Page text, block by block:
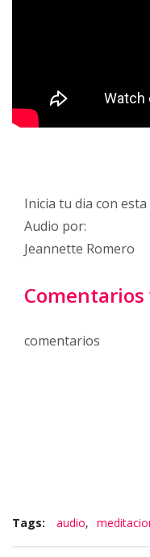
Inicia tu dia con
Audio por:
Jeannette Romero
Comentarios
comentarios
Tags: audio,